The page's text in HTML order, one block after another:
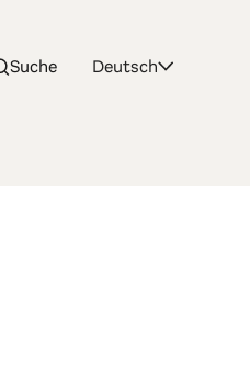
Suche Deutsch